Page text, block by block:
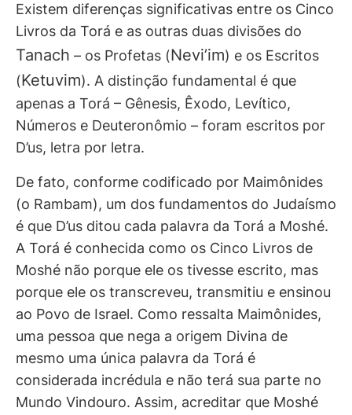
Existem diferenças significativas entre os Cinco
Livros da Torá e as outras duas divisões do
Tanach – os Profetas (Nevi’im) e os Escritos
(Ketuvim). A distinção fundamental é que
apenas a Torá – Gênesis, Êxodo, Levítico,
Números e Deuteronômio – foram escritos por
D’us, letra por letra.
De fato, conforme codificado por Maimônides
(o Rambam), um dos fundamentos do Judaísmo
é que D’us ditou cada palavra da Torá a Moshé.
A Torá é conhecida como os Cinco Livros de
Moshé não porque ele os tivesse escrito, mas
porque ele os transcreveu, transmitiu e ensinou
ao Povo de Israel. Como ressalta Maimônides,
uma pessoa que nega a origem Divina de
mesmo uma única palavra da Torá é
considerada incrédula e não terá sua parte no
Mundo Vindouro. Assim, acreditar que Moshé